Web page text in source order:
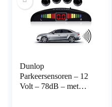
Dunlop
Parkeersensoren – 12
Volt – 78dB – met